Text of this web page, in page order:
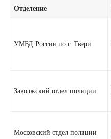
Отделение
УМВД России по г. Твери
Заволжский отдел полиции
Московский отдел полиции